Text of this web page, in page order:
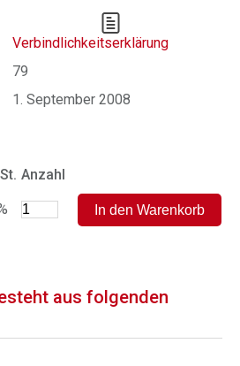
Verbindlichkeitserklärung
79
1. September 2008
Anzahl
aus folgenden